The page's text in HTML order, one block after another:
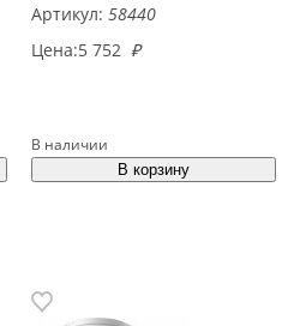
Артикул: 58440
Цена:5 752 ₽
В наличии